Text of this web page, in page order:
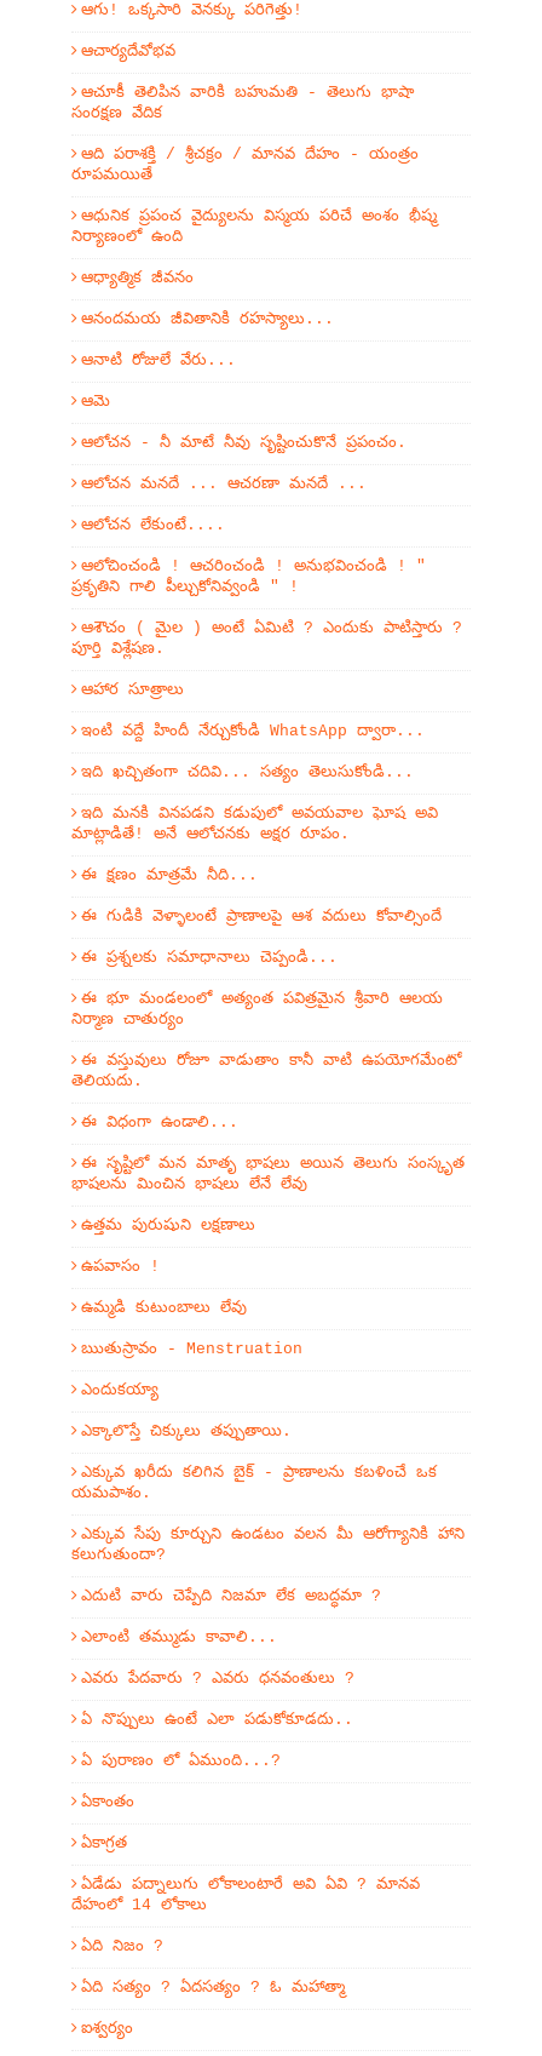
ఆగు! ఒక్కసారి వెనక్కు పరిగెత్తు!
ఆచార్యదేవోభవ
ఆచూకీ తెలిపిన వారికి బహుమతి - తెలుగు భాషా
సంరక్షణ వేదిక
ఆది పరాశక్తి / శ్రీచక్రం / మానవ దేహం - యంత్రం
రూపమయితే
ఆధునిక ప్రపంచ వైద్యులను విస్మయ పరిచే అంశం భీష్మ
నిర్యాణంలో ఉంది
ఆధ్యాత్మిక జీవనం
ఆనందమయ జీవితానికి రహస్యాలు...
ఆనాటి రోజులే వేరు...
ఆమె
ఆలోచన - నీ మాటే నీవు సృష్టించుకొనే ప్రపంచం.
ఆలోచన మనదే ... ఆచరణా మనదే ...
ఆలోచన లేకుంటే....
ఆలోచించండి ! ఆచరించండి ! అనుభవించండి ! "
ప్రకృతిని గాలి పీల్చుకోనివ్వండి " !
ఆశౌచం ( మైల ) అంటే ఏమిటి ? ఎందుకు పాటిస్తారు ?
పూర్తి విశ్లేషణ.
ఆహార సూత్రాలు
ఇంటి వద్దే హిందీ నేర్చుకోండి WhatsApp ద్వారా...
ఇది ఖచ్చితంగా చదివి... సత్యం తెలుసుకోండి...
ఇది మనకి వినపడని కడుపులో అవయవాల ఘోష అవి
మాట్లాడితే! అనే ఆలోచనకు అక్షర రూపం.
ఈ క్షణం మాత్రమే నీది...
ఈ గుడికి వెళ్ళాలంటే ప్రాణాలపై ఆశ వదులు కోవాల్సిందే
ఈ ప్రశ్నలకు సమాధానాలు చెప్పండి...
ఈ భూ మండలంలో అత్యంత పవిత్రమైన శ్రీవారి ఆలయ
నిర్మాణ చాతుర్యం
ఈ వస్తువులు రోజూ వాడుతాం కానీ వాటి ఉపయోగమేంటో
తెలియదు.
ఈ విధంగా ఉండాలి...
ఈ సృష్టిలో మన మాతృ భాషలు అయిన తెలుగు సంస్కృత
భాషలను మించిన భాషలు లేనే లేవు
ఉత్తమ పురుషుని లక్షణాలు
ఉపవాసం !
ఉమ్మడి కుటుంబాలు లేవు
ఋతుస్రావం - Menstruation
ఎందుకయ్యా
ఎక్కాలొస్తే చిక్కులు తప్పుతాయి.
ఎక్కువ ఖరీదు కలిగిన బైక్ - ప్రాణాలను కబళించే ఒక
యమపాశం.
ఎక్కువ సేపు కూర్చుని ఉండటం వలన మీ ఆరోగ్యానికి హాని
కలుగుతుందా?
ఎదుటి వారు చెప్పేది నిజమా లేక అబద్ధమా ?
ఎలాంటి తమ్ముడు కావాలి...
ఎవరు పేదవారు ? ఎవరు ధనవంతులు ?
ఏ నొప్పులు ఉంటే ఎలా పడుకోకూడదు..
ఏ పురాణం లో ఏముంది...?
ఏకాంతం
ఏకాగ్రత
ఏడేడు పద్నాలుగు లోకాలంటారే అవి ఏవి ? మానవ
దేహంలో 14 లోకాలు
ఏది నిజం ?
ఏది సత్యం ? ఏదసత్యం ? ఓ మహాత్మా
ఐశ్వర్యం